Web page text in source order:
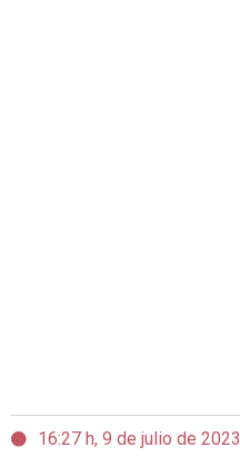
16:27 h, 9 de julio de 2023